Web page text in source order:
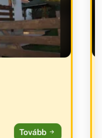
Tovább